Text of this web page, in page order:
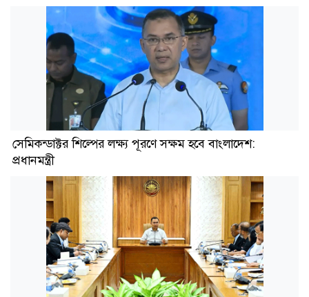
সেমিকন্ডাক্টর শিল্পের লক্ষ্য পূরণে সক্ষম হবে বাংলাদেশ:
প্রধানমন্ত্রী